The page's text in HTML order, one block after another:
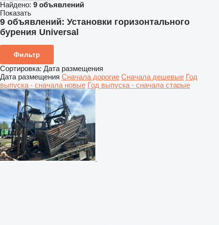
Найдено: 9 объявлений
Показать
9 объявлений: Установки горизонтального
бурения Universal
Фильтр
Сортировка: Дата размещения
Дата размещения Сначала дорогие Сначала дешевые Год
выпуска - сначала новые Год выпуска - сначала старые